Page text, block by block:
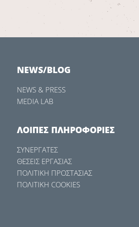
NEWS/BLOG
NEWS & PRESS
MEDIA LAB
ΛΟΙΠΕΣ ΠΛΗΡΟΦΟΡΙΕΣ
ΣΥΝΕΡΓΑΤΕΣ
ΘΕΣΕΙΣ ΕΡΓΑΣΙΑΣ
ΠΟΛΙΤΙΚΗ ΠΡΟΣΤΑΣΙΑΣ
ΠΟΛΙΤΙΚΗ COOKIES